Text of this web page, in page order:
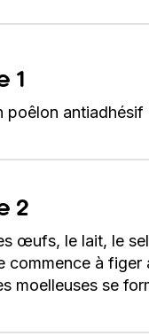
1
poêlon antiadhésif
2
œufs, le lait, le
commence à figer
moelleuses se